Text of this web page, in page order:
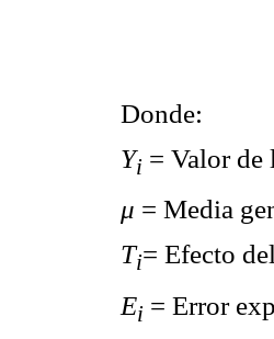
Donde:
Yi = Valor de
μ = Media
Ti= Efecto
Ei = Error